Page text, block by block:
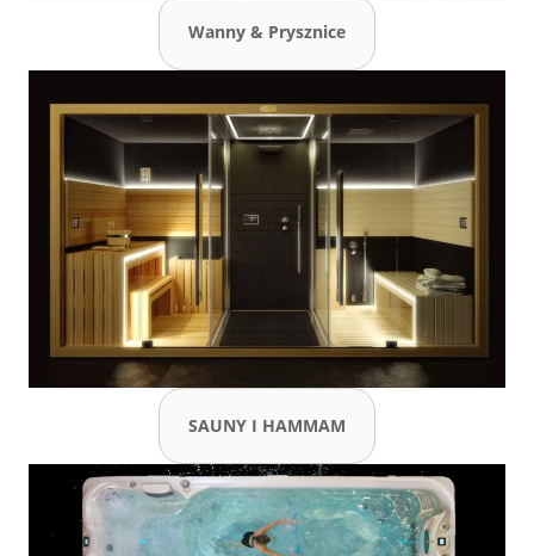
Wanny & Prysznice
SAUNY I HAMMAM